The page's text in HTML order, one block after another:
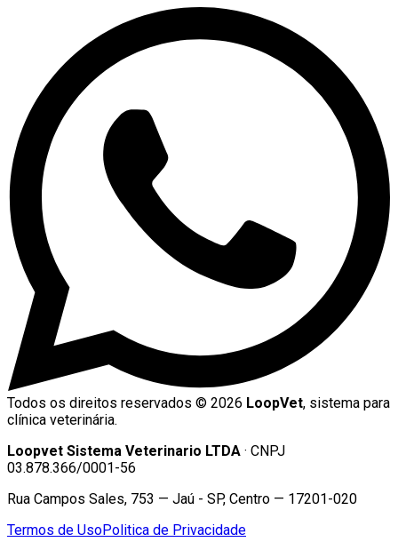
Todos os direitos reservados © 2026 LoopVet, sistema para
clínica veterinária.
Loopvet Sistema Veterinario LTDA · CNPJ
03.878.366/0001-56
Rua Campos Sales, 753 — Jaú - SP, Centro — 17201-020
Termos de UsoPolitica de Privacidade